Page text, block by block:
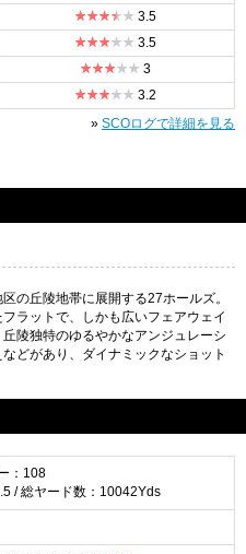
3.5
3.5
3
3.2
» SCOログで詳細を見る
の丘陵地帯に展開する27ホールズ。
ラットで、しかも広いフェアウェイ
陵独特のゆるやかなアンジュレーシ
どがあり、ダイナミックなショット
：108
/ 総ヤード数：10042Yds